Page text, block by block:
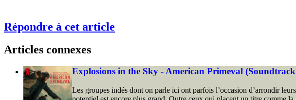
Répondre à cet article
Articles connexes
Explosions in the Sky - American Primeval
Les groupes indés dont on parle ici ont parfois l’occasion d’arrondir